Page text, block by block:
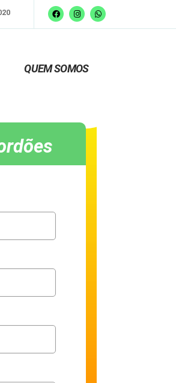
QUEM SOMOS